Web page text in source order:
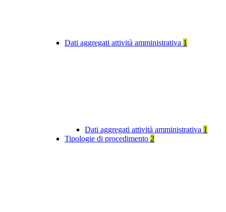
Dati aggregati attività amministrativa 1
Dati aggregati attività amministrativa 1
Tipologie di procedimento 2